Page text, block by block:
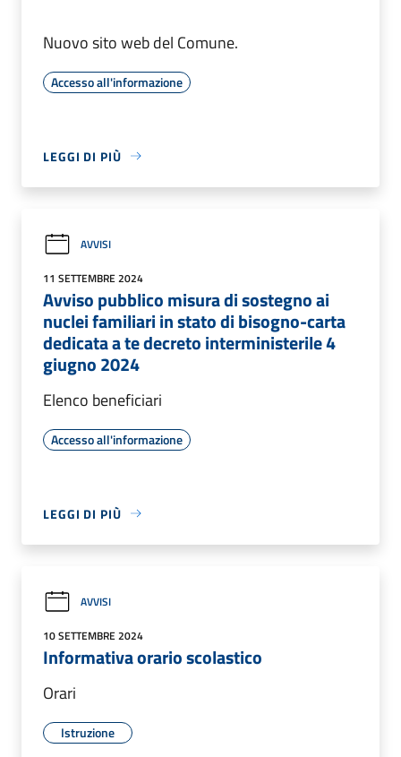
Nuovo sito web del Comune.
Accesso all'informazione
LEGGI DI PIÙ
AVVISI
11 SETTEMBRE 2024
Avviso pubblico misura di sostegno ai
nuclei familiari in stato di bisogno-carta
dedicata a te decreto interministerile 4
giugno 2024
Elenco beneficiari
Accesso all'informazione
LEGGI DI PIÙ
AVVISI
10 SETTEMBRE 2024
Informativa orario scolastico
Orari
Istruzione